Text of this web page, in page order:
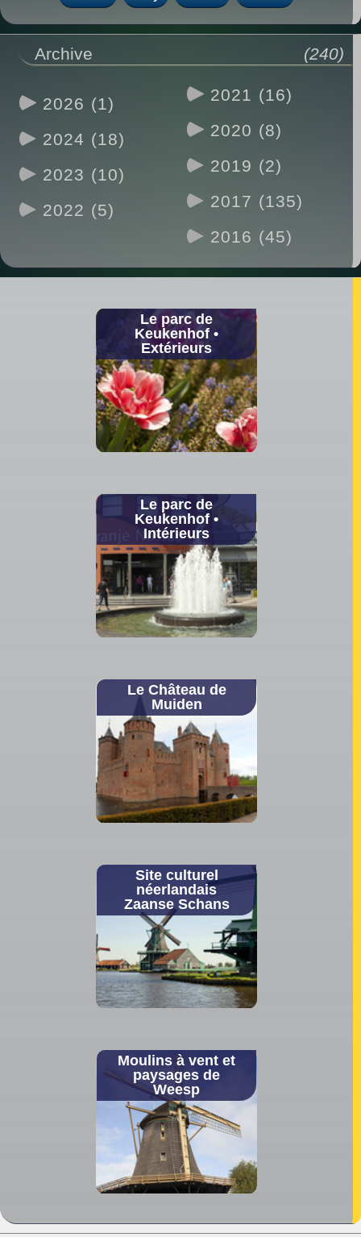
Archive (240)
2026 (1)
2024 (18)
2023 (10)
2022 (5)
2021 (16)
2020 (8)
2019 (2)
2017 (135)
2016 (45)
Le parc de
Keukenhof •
Extérieurs
Le parc de
Keukenhof •
Intérieurs
Le Château de
Muiden
Site culturel
néerlandais
Zaanse Schans
Moulins à vent et
paysages de
Weesp